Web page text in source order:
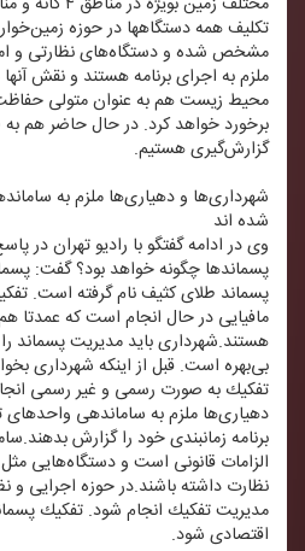
تكلیف همه دستگاهها در حوزه
مشخص شده و دستگاه‌های نظارتی و
ملزم به اجرای برنامه هستند و نقش
برخورد خواهد كرد. در حال حاضر هم
گزارش‌گیری هستیم.
شهرداری‌ها و دهیاری‌ها ملزم به
شده اند
وی در ادامه گفتگو با رادیو تهران در
پسماندها چگونه خواهد بود؟ گفت:
پسماند طلای كثیف نام گرفته است.
مافیایی در حال انجام است كه عمدتا هم
هستند.شهرداری باید مدیریت پسماند را
بی‌بهره است. قبل از اینكه شهرداری
تفكیك به صورت رسمی و غیر رسمی
دهیاری‌ها ملزم به ساماندهی واحدهای
برنامه زمانبندی خود را گزارش
الزامات قانونی است و دستگاه‌هایی
نظارت داشته باشند.در حوزه اجرایی و
مدیریت تفكیك انجام شود. تفكیك
اقتصادی شود.